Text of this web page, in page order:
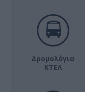
Δρομολόγια
ΚΤΕΛ